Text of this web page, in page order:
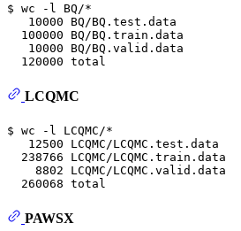
$ wc -l BQ/*
   10000 BQ/BQ.test.data
  100000 BQ/BQ.train.data
   10000 BQ/BQ.valid.data
LCQMC
$ wc -l LCQMC/*
   12500 LCQMC/LCQMC.test.data
  238766 LCQMC/LCQMC.train.data
    8802 LCQMC/LCQMC.valid.data
PAWSX